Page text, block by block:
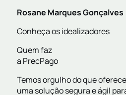
Rosane Marques Gonçalves
Conheça os idealizadores
Quem faz
a PrecPago
Temos orgulho do que
uma solução segura e ágil